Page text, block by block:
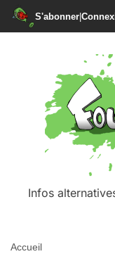
S'abonner|
Infos
Accueil